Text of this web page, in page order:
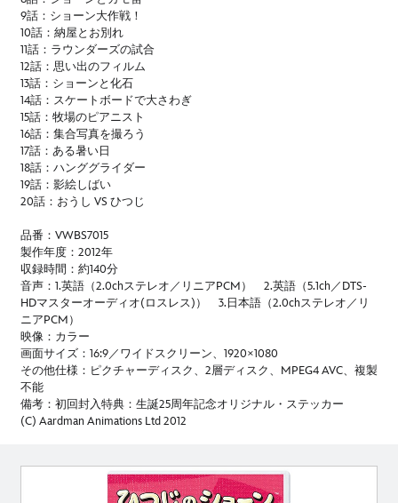
9話：ショーン大作戦！
10話：納屋とお別れ
11話：ラウンダーズの試合
12話：思い出のフィルム
13話：ショーンと化石
14話：スケートボードで大さわぎ
15話：牧場のピアニスト
16話：集合写真を撮ろう
17話：ある暑い日
18話：ハンググライダー
19話：影絵しばい
20話：おうし VS ひつじ
品番：VWBS7015
製作年度：2012年
収録時間：約140分
音声：1.英語（2.0chステレオ／リニアPCM） 2.英語（5.1ch／DTS-
HDマスターオーディオ(ロスレス)） 3.日本語（2.0chステレオ／リ
ニアPCM）
映像：カラー
画面サイズ：16:9／ワイドスクリーン、1920×1080
その他仕様：ピクチャーディスク、2層ディスク、MPEG4 AVC、複製
不能
備考：初回封入特典：生誕25周年記念オリジナル・ステッカー
(C) Aardman Animations Ltd 2012